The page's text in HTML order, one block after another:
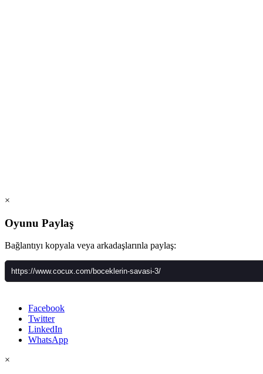
×
Oyunu Paylaş
Bağlantıyı kopyala veya arkadaşlarınla paylaş:
Facebook
Twitter
LinkedIn
WhatsApp
×